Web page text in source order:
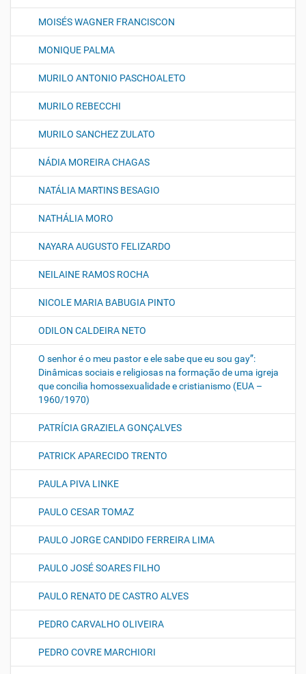
MOISÉS WAGNER FRANCISCON
MONIQUE PALMA
MURILO ANTONIO PASCHOALETO
MURILO REBECCHI
MURILO SANCHEZ ZULATO
NÁDIA MOREIRA CHAGAS
NATÁLIA MARTINS BESAGIO
NATHÁLIA MORO
NAYARA AUGUSTO FELIZARDO
NEILAINE RAMOS ROCHA
NICOLE MARIA BABUGIA PINTO
ODILON CALDEIRA NETO
O senhor é o meu pastor e ele sabe que eu sou gay”:
Dinâmicas sociais e religiosas na formação de uma igreja
que concilia homossexualidade e cristianismo (EUA –
1960/1970)
PATRÍCIA GRAZIELA GONÇALVES
PATRICK APARECIDO TRENTO
PAULA PIVA LINKE
PAULO CESAR TOMAZ
PAULO JORGE CANDIDO FERREIRA LIMA
PAULO JOSÉ SOARES FILHO
PAULO RENATO DE CASTRO ALVES
PEDRO CARVALHO OLIVEIRA
PEDRO COVRE MARCHIORI